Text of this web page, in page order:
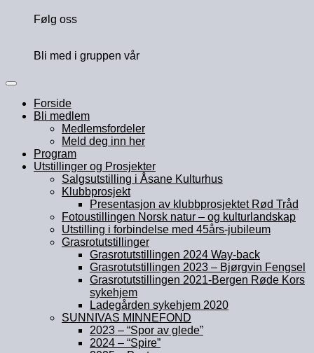
Følg oss
Bli med i gruppen vår
Forside
Bli medlem
Medlemsfordeler
Meld deg inn her
Program
Utstillinger og Prosjekter
Salgsutstilling i Åsane Kulturhus
Klubbprosjekt
Presentasjon av klubbprosjektet Rød Tråd
Fotoustillingen Norsk natur – og kulturlandskap
Utstilling i forbindelse med 45års-jubileum
Grasrotutstillinger
Grasrotutstillingen 2024 Way-back
Grasrotutstillingen 2023 – Bjørgvin Fengsel
Grasrotutstillingen 2021-Bergen Røde Kors
sykehjem
Ladegården sykehjem 2020
SUNNIVAS MINNEFOND
2023 – “Spor av glede”
2024 – “Spire”